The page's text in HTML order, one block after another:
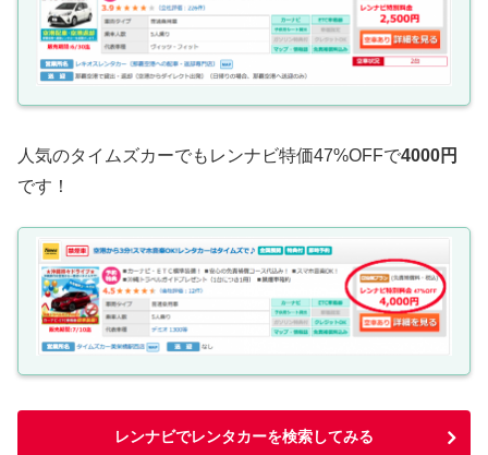
人気のタイムズカーでもレンナビ特価47%OFFで4000円
です！
レンナビでレンタカーを検索してみる